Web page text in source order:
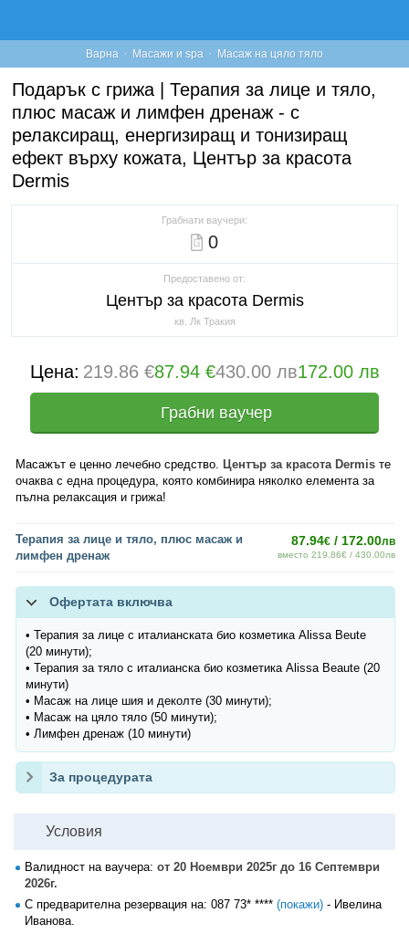
Варна · Масажи и spa · Масаж на цяло тяло
Подарък с грижа | Терапия за лице и тяло,
плюс масаж и лимфен дренаж - с
релаксиращ, енергизиращ и тонизиращ
ефект върху кожата, Център за красота
Dermis
Грабнати ваучери:
0
Предоставено от:
Център за красота Dermis
кв. Лк Тракия
Цена: 219.86 €87.94 €430.00 лв172.00 лв
Грабни ваучер
Масажът е ценно лечебно средство. Център за красота Dermis те
очаква с една процедура, която комбинира няколко елемента за
пълна релаксация и грижа!
Терапия за лице и тяло, плюс масаж и
лимфен дренаж
87.94€ / 172.00лв
вместо 219.86€ / 430.00лв
Офертата включва
• Терапия за лице с италианската био козметика Alissa Beute
(20 минути);
• Терапия за тяло с италианска био козметика Alissa Beaute (20
минути)
• Масаж на лице шия и деколте (30 минути);
• Масаж на цяло тяло (50 минути);
• Лимфен дренаж (10 минути)
За процедурата
Условия
Валидност на ваучера: от 20 Ноември 2025г до 16 Септември
2026г.
С предварителна резервация на: 087 73* **** (покажи) - Ивелина
Иванова.